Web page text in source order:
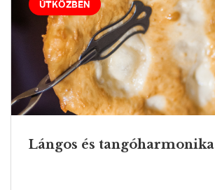
ÚTKÖZBEN
Lángos és tangóharmonika